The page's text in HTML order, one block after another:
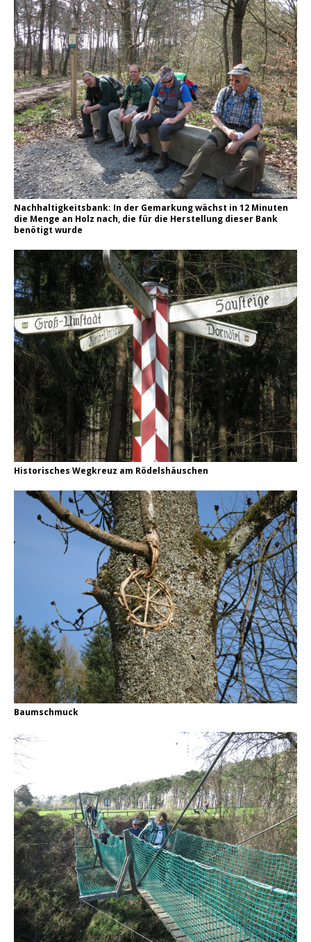
Nachhaltigkeitsbank: In der Gemarkung wächst in 12 Minuten
die Menge an Holz nach, die für die Herstellung dieser Bank
benötigt wurde
Historisches Wegkreuz am Rödelshäuschen
Baumschmuck